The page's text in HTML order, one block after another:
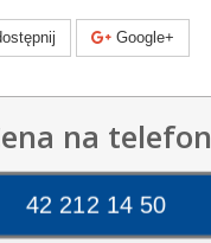
Google+
na telefon
42 212 14 50